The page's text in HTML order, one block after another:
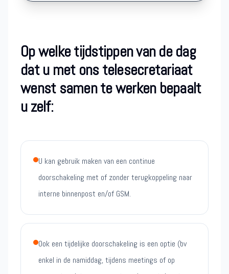
Op welke tijdstippen van de dag
dat u met ons telesecretariaat
wenst samen te werken bepaalt
u zelf:
U kan gebruik maken van een continue
doorschakeling met of zonder terugkoppeling naar
interne binnenpost en/of GSM.
Ook een tijdelijke doorschakeling is een optie (bv
enkel in de namiddag, tijdens meetings of op